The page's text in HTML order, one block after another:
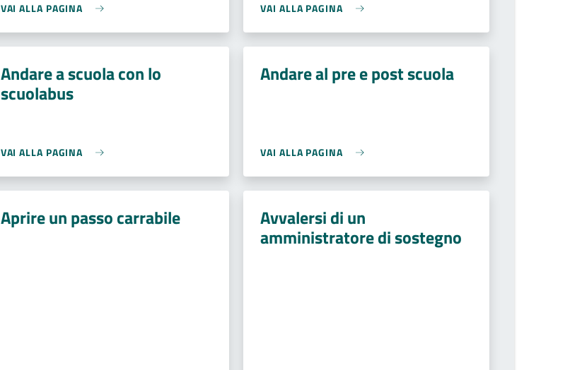
VAI ALLA PAGINA VAI ALLA PAGINA
Andare a scuola con lo
scuolabus
VAI ALLA PAGINA
Andare al pre e post scuola
VAI ALLA PAGINA
Aprire un passo carrabile Avvalersi di un
amministratore di sostegno